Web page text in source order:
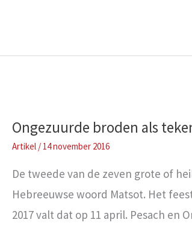
Eerstelingen
Ongezuurde broden als
/ 14 november 2016
De tweede van de zeven grote of
Hebreeuwse woord Matsot. Het
2017 valt dat op 11 april. Pesach en